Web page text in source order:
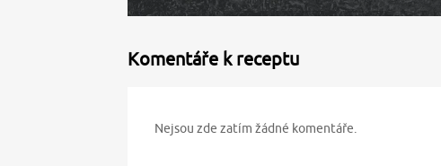
Komentáře k receptu
Nejsou zde zatím žádné komentáře.